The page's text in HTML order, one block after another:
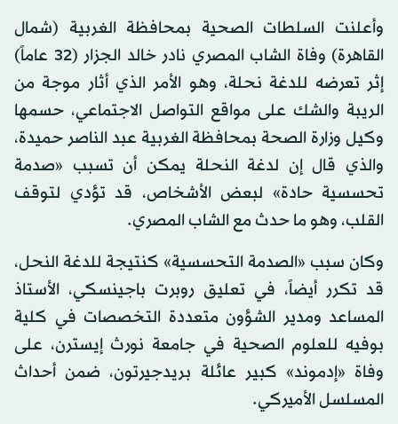
وأعلنت السلطات الصحية بمحافظة الغربية (شمال
القاهرة) وفاة الشاب المصري نادر خالد الجزار (32 عاماً)
إثر تعرضه للدغة نحلة، وهو الأمر الذي أثار موجة من
الريبة والشك على مواقع التواصل الاجتماعي، حسمها
وكيل وزارة الصحة بمحافظة الغربية عبد الناصر حميدة،
والذي قال إن لدغة النحلة يمكن أن تسبب «صدمة
تحسسية حادة» لبعض الأشخاص، قد تؤدي لتوقف
القلب، وهو ما حدث مع الشاب المصري.
وكان سبب «الصدمة التحسسية» كنتيجة للدغة النحل،
قد تكرر أيضاً، في تعليق روبرت باجينسكي، الأستاذ
المساعد ومدير الشؤون متعددة التخصصات في كلية
بوفيه للعلوم الصحية في جامعة نورث إيسترن، على
وفاة «إدموند» كبير عائلة بريدجيرتون، ضمن أحداث
المسلسل الأميركي.